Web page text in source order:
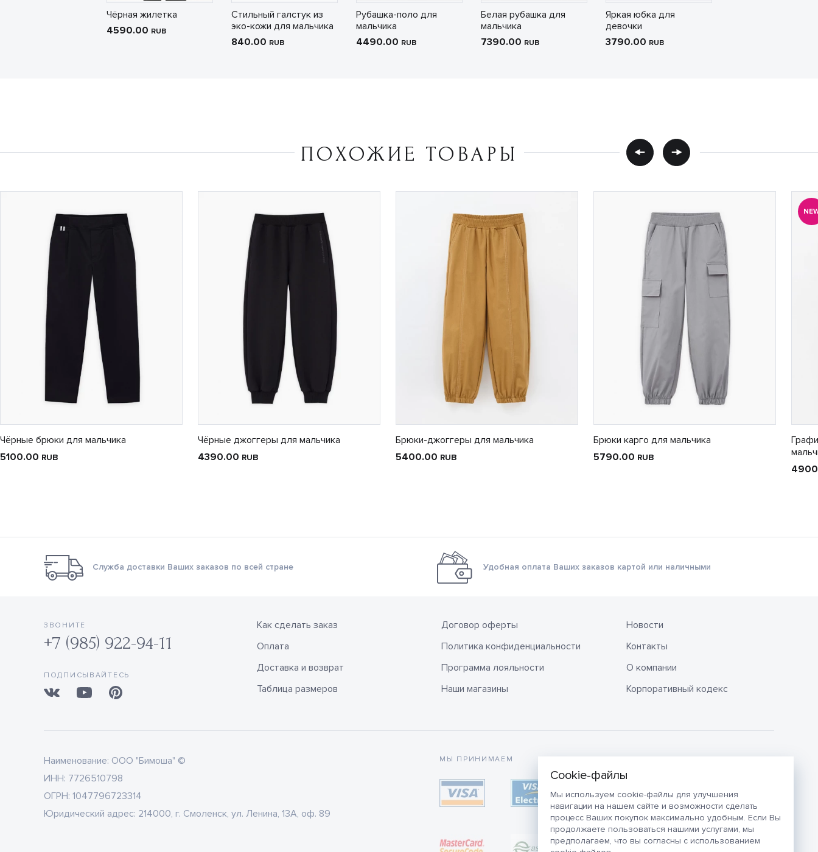
Мы используем cookie-файлы для улучшения
навигации на нашем сайте и возможности сделать
процесс Ваших покупок максимально удобным. Если Вы
продолжаете пользоваться нашими услугами, мы
предполагаем, что вы согласны с использованием
Чёрная жилетка
4590.00 RUB
Стильный галстук из
эко-кожи для мальчика
840.00 RUB
Рубашка-поло для
мальчика
4490.00 RUB
Белая рубашка для
мальчика
7390.00 RUB
Яркая юбка для
девочки
3790.00 RUB
ПОХОЖИЕ ТОВАРЫ
Чёрные брюки для мальчика
5100.00 RUB
Чёрные джоггеры для мальчика
4390.00 RUB
Брюки-джоггеры для мальчика
5400.00 RUB
Брюки карго для мальчика
5790.00 RUB
Служба доставки Ваших заказов по всей стране Удобная оплата Ваших заказов картой или наличными
ЗВОНИТЕ
+7 (985) 922-94-11
ПОДПИСЫВАЙТЕСЬ
Как сделать заказ
Оплата
Доставка и возврат
Таблица размеров
Договор оферты
Политика конфиденциальности
Программа лояльности
Наши магазины
Новости
Контакты
О компании
Корпоративный кодекс
Наименование: ООО "Бимоша" ©
ИНН: 7726510798
ОГРН: 1047796723314
Юридический адрес: 214000, г. Смоленск, ул. Ленина, 13А, оф. 89
МЫ ПРИНИМАЕМ